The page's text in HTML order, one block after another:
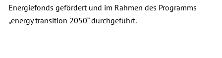
Energiefonds gefördert und im Rahmen des Programms
„energy transition 2050“ durchgeführt.